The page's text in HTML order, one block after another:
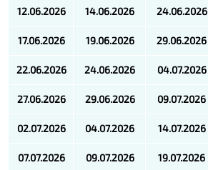
12.06.2026 14.06.2026 24.06.2026
17.06.2026 19.06.2026 29.06.2026
22.06.2026 24.06.2026 04.07.2026
27.06.2026 29.06.2026 09.07.2026
02.07.2026 04.07.2026 14.07.2026
07.07.2026 09.07.2026 19.07.2026